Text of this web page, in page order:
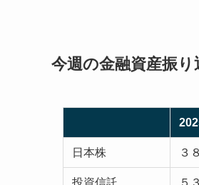
今週の金融資産振り
日本株 ３
投資信託 ５